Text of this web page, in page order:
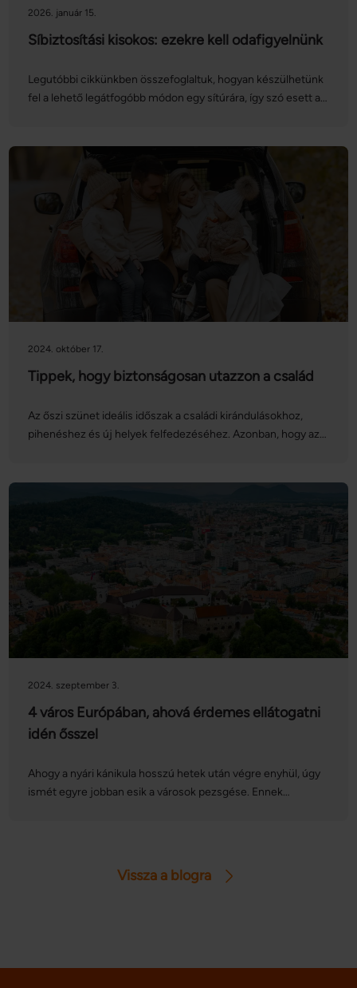
2026. január 15.
Síbiztosítási kisokos: ezekre kell odafigyelnünk
Legutóbbi cikkünkben összefoglaltuk, hogyan készülhetünk
fel a lehető legátfogóbb módon egy sítúrára, így szó esett a
online, mire kell figyelnünk, és mit kell tennünk, ha esetleg
2024. október 17.
Tippek, hogy biztonságosan utazzon a család
Az őszi szünet ideális időszak a családi kirándulásokhoz,
pihenéshez és új helyek felfedezéséhez. Azonban, hogy az
2024. szeptember 3.
4 város Európában, ahová érdemes ellátogatni
idén ősszel
Ahogy a nyári kánikula hosszú hetek után végre enyhül, úgy
ismét egyre jobban esik a városok pezsgése. Ennek
Vissza a blogra